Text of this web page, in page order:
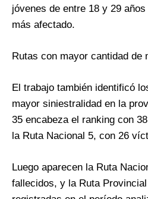
jóvenes de entre 18 y 29
más afectado.
Rutas con mayor cantidad de
El trabajo también identificó
mayor siniestralidad en la
35 encabeza el ranking con
la Ruta Nacional 5, con 26
Luego aparecen la Ruta
fallecidos, y la Ruta